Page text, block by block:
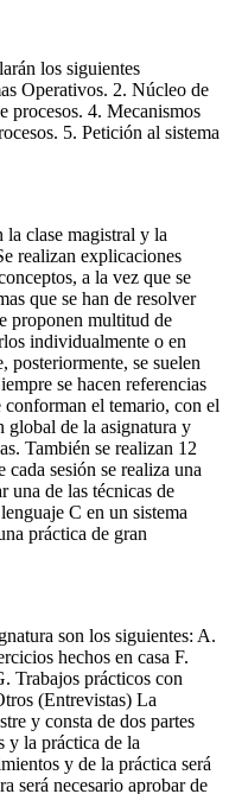
los siguientes
Operativos. 2. Núcleo de
procesos. 4. Mecanismos
5. Petición al sistema
la clase magistral y la
realizan explicaciones
a la vez que se
que se han de resolver
proponen multitud de
individualmente o en
posteriormente, se suelen
se hacen referencias
conforman el temario, con el
global de la asignatura y
También se realizan 12
sesión se realiza una
una de las técnicas de
C en un sistema
práctica de gran
son los siguientes: A.
hechos en casa F.
Trabajos prácticos con
(Entrevistas) La
y consta de dos partes
y la práctica de la
y de la práctica será
será necesario aprobar de